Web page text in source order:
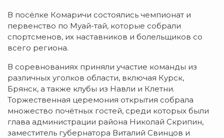
В посёлке Комаричи состоялись чемпионат и
первенство по Муай-тай, которые собрали
спортсменов, их наставников и болельщиков со
всего региона.
В соревнованиях приняли участие команды из
различных уголков области, включая Курск,
Брянск, а также клубы из Навли и Клетни.
Торжественная церемония открытия собрала
множество почётных гостей, среди которых были
глава администрации района Николай Скрипин,
заместитель губернатора Виталий Свинцов и